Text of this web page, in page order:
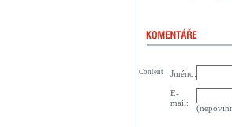
Jméno:
E-
mail:
Content